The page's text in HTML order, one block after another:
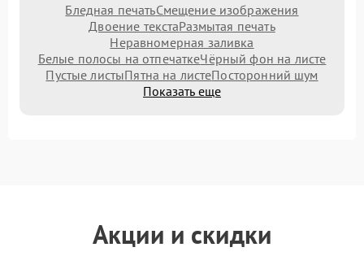
Бледная печатьСмещение изображения
Двоение текстаРазмытая печать
Неравномерная заливка
Белые полосы на отпечаткеЧёрный фон на листе
Пустые листыПятна на листеПосторонний шум
Показать еще
Акции и скидки